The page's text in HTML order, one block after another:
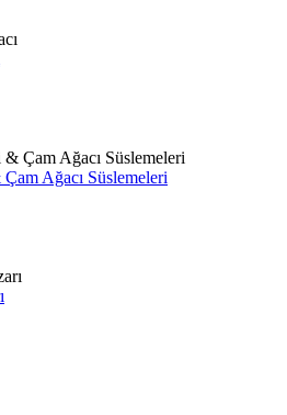
Ağacı Süslemeleri